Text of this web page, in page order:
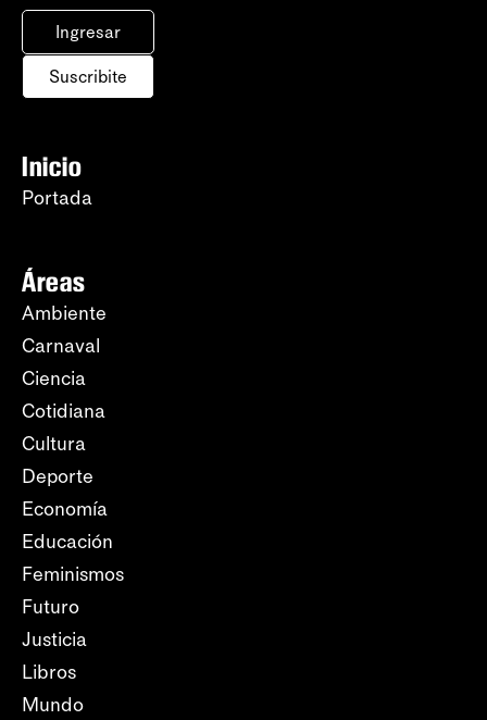
Ingresar
Suscribite
Inicio
Portada
Áreas
Ambiente
Carnaval
Ciencia
Cotidiana
Cultura
Deporte
Economía
Educación
Feminismos
Futuro
Justicia
Libros
Mundo